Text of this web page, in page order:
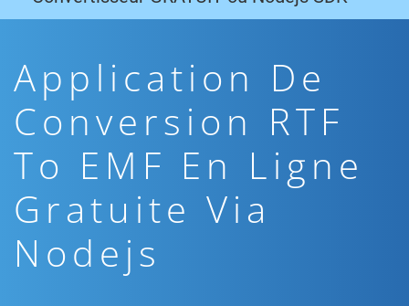
Application De
Conversion RTF
To EMF En Ligne
Gratuite Via
Nodejs